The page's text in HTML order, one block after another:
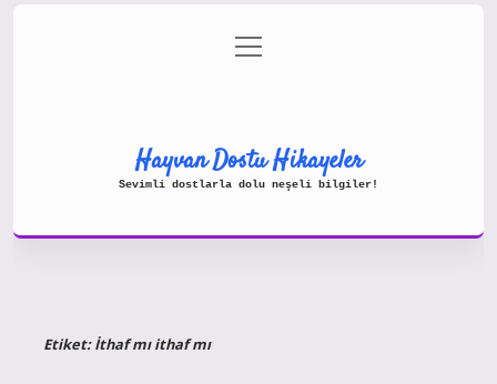
Gizlilik Politikası
menüyü
aç
Hayvan Dostu Hikayeler
Sevimli dostlarla dolu neşeli bilgiler!
Etiket:İthaf mı ithaf mı